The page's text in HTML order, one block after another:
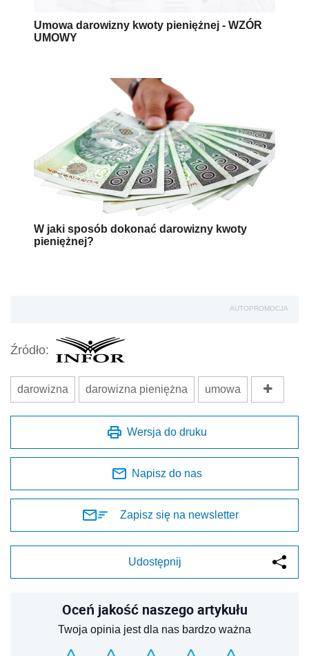
Umowa darowizny kwoty pieniężnej - WZÓR
UMOWY
W jaki sposób dokonać darowizny kwoty
pieniężnej?
AUTOPROMOCJA
Źródło:
darowizna darowizna pieniężna umowa
Wersja do druku
Napisz do nas
Zapisz się na newsletter
Udostępnij
Oceń jakość naszego artykułu
Twoja opinia jest dla nas bardzo ważna